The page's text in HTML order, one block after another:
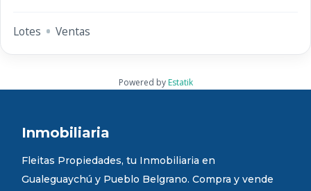
Lotes Ventas
Powered by Estatik
Inmobiliaria
Fleitas Propiedades, tu Inmobiliaria en
Gualeguaychú y Pueblo Belgrano. Compra y vende